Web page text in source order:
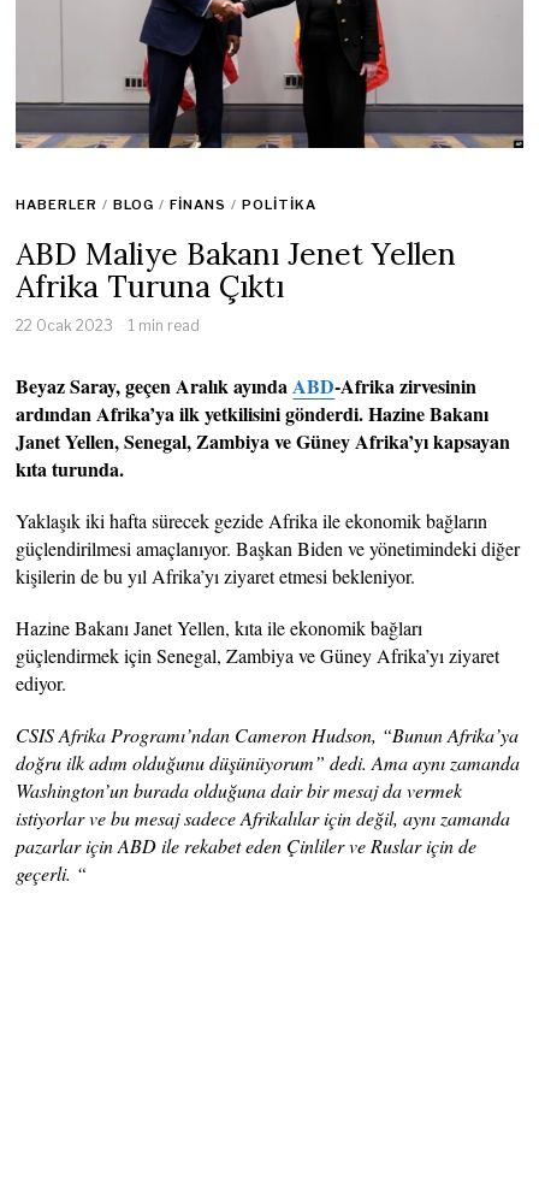
HABERLER / BLOG / FINANS / POLITIKA
ABD Maliye Bakanı Jenet Yellen
Afrika Turuna Çıktı
22 Ocak 2023 1 min read
Beyaz Saray, geçen Aralık ayındaABD-Afrika zirvesinin
ardından Afrika’ya ilk yetkilisini gönderdi. Hazine Bakanı
Janet Yellen, Senegal, Zambiya ve Güney Afrika’yı kapsayan
kıta turunda.
Yaklaşık iki hafta sürecek gezide Afrika ile ekonomik bağların
güçlendirilmesi amaçlanıyor. Başkan Biden ve yönetimindeki diğer
kişilerin de bu yıl Afrika’yı ziyaret etmesi bekleniyor.
Hazine Bakanı Janet Yellen, kıta ile ekonomik bağları
güçlendirmek için Senegal, Zambiya ve Güney Afrika’yı ziyaret
ediyor.
CSIS Afrika Programı’ndan Cameron Hudson, “Bunun Afrika’ya
doğru ilk adım olduğunu düşünüyorum” dedi. Ama aynı zamanda
Washington’un burada olduğuna dair bir mesaj da vermek
istiyorlar ve bu mesaj sadece Afrikalılar için değil, aynı zamanda
pazarlar için ABD ile rekabet eden Çinliler ve Ruslar için de
geçerli. “